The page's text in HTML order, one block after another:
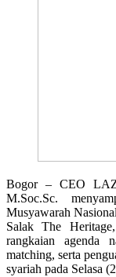
Bogor – CEO
M.Soc.Sc.
Musyawarah
Salak The
rangkaian agenda
matching, serta
syariah pada Selasa